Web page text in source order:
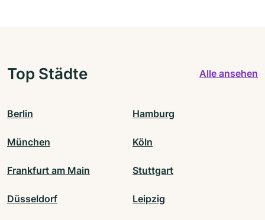
Top Städte Alle ansehen
Berlin Hamburg
München Köln
Frankfurt am Main Stuttgart
Düsseldorf Leipzig